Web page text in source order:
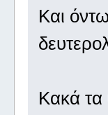
Και
Κακά τα